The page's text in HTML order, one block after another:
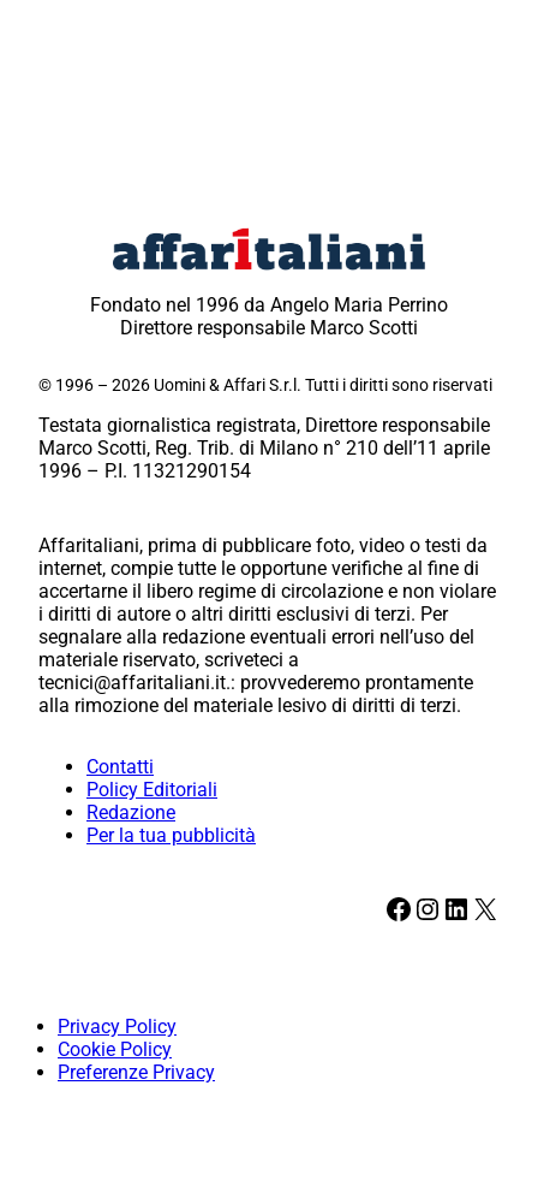
Fondato nel 1996 da Angelo Maria Perrino
Direttore responsabile Marco Scotti
© 1996 – 2026 Uomini & Affari S.r.l. Tutti i diritti sono riservati
Testata giornalistica registrata, Direttore responsabile
Marco Scotti, Reg. Trib. di Milano n° 210 dell’11 aprile
1996 – P.I. 11321290154
Affaritaliani, prima di pubblicare foto, video o testi da
internet, compie tutte le opportune verifiche al fine di
accertarne il libero regime di circolazione e non violare
i diritti di autore o altri diritti esclusivi di terzi. Per
segnalare alla redazione eventuali errori nell’uso del
materiale riservato, scriveteci a
tecnici@affaritaliani.it.: provvederemo prontamente
alla rimozione del materiale lesivo di diritti di terzi.
Contatti
Policy Editoriali
Redazione
Per la tua pubblicità
Facebook Instagram LinkedIn X
Privacy Policy
Cookie Policy
Preferenze Privacy